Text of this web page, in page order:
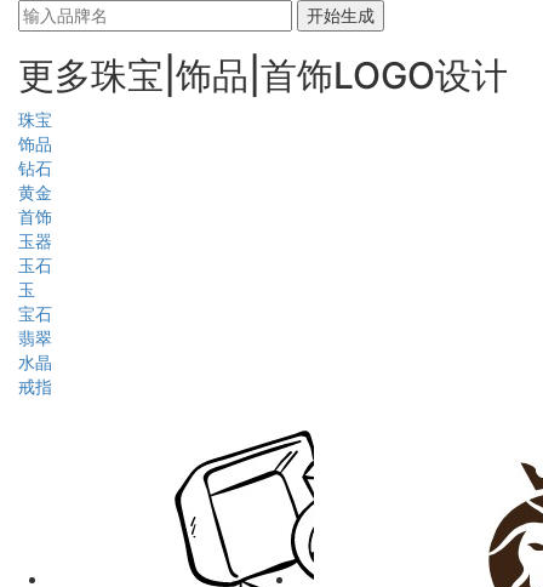
开始生成
更多珠宝|饰品|首饰LOGO设计
珠宝
饰品
钻石
黄金
首饰
玉器
玉石
玉
宝石
翡翠
水晶
戒指